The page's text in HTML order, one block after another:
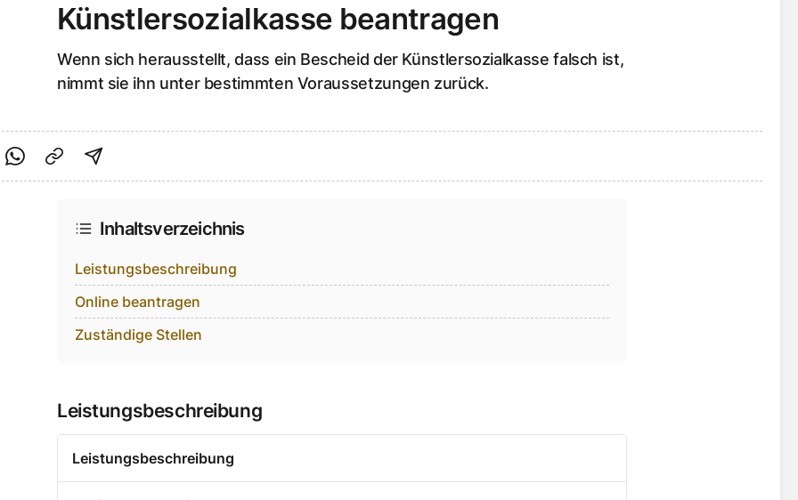
Künstlersozialkasse beantragen
Wenn sich herausstellt, dass ein Bescheid der Künstlersozialkasse falsch ist,
nimmt sie ihn unter bestimmten Voraussetzungen zurück.
teilen
Twitter teilen
Per Link teilen
shareViaEmail
Inhaltsverzeichnis
Leistungsbeschreibung
Online beantragen
Zuständige Stellen
Leistungsbeschreibung
Leistungsbeschreibung